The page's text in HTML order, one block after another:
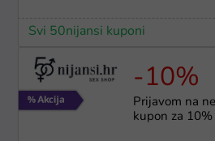
Svi 50nijansi kuponi
-10%
Prijavom na
kupon za